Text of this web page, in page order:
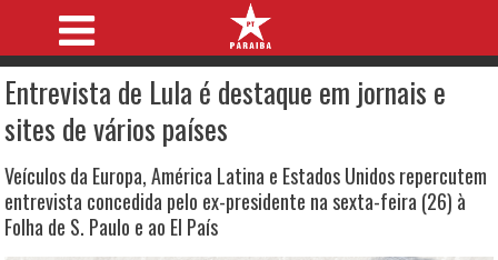
Entrevista de Lula é destaque em jornais e
sites de vários países
Veículos da Europa, América Latina e Estados Unidos repercutem
entrevista concedida pelo ex-presidente na sexta-feira (26) à
Folha de S. Paulo e ao El País